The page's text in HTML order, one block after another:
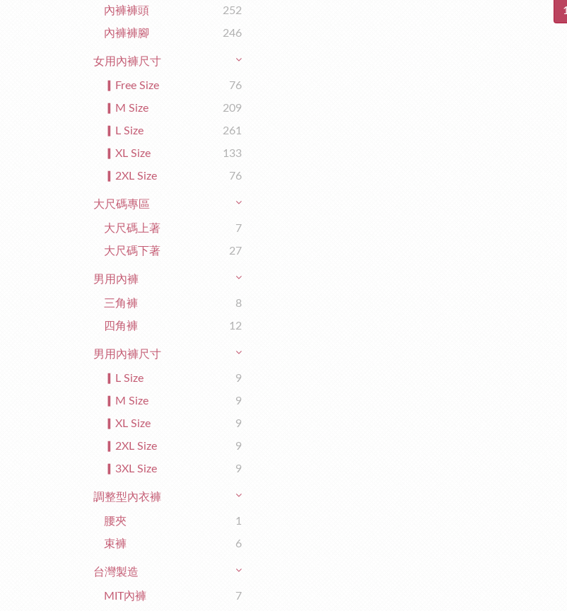
內褲褲頭
252
內褲褲腳
246
女用內褲尺寸
▎Free Size
76
▎M Size
209
▎L Size
261
▎XL Size
133
▎2XL Size
76
大尺碼專區
大尺碼上著
7
大尺碼下著
27
男用內褲
三角褲
8
四角褲
12
男用內褲尺寸
▎L Size
9
▎M Size
9
▎XL Size
9
▎2XL Size
9
▎3XL Size
9
調整型內衣褲
腰夾
1
束褲
6
台灣製造
MIT內褲
7
1